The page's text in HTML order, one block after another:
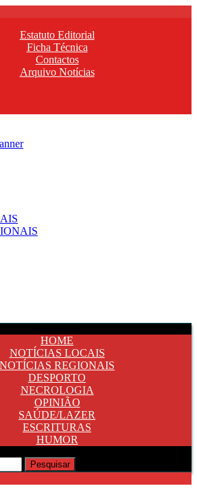
Estatuto Editorial
Ficha Técnica
Contactos
Arquivo Notícias
HOME
NOTÍCIAS LOCAIS
NOTÍCIAS REGIONAIS
DESPORTO
NECROLOGIA
OPINIÃO
SAÚDE/LAZER
ESCRITURAS
HUMOR